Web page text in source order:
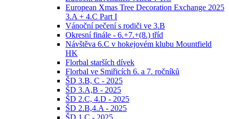
European Xmas Tree Decoration Exchange 2025
3.A + 4.C Part I
Vánoční pečení s rodiči ve 3.B
Okresní finále - 6.+7.+(8.) tříd
Návštěva 6.C v hokejovém klubu Mountfield
HK
Florbal starších dívek
Florbal ve Smiřicích 6. a 7. ročníků
ŠD 3.B, C - 2025
ŠD 3.A,B - 2025
ŠD 2.C, 4.D - 2025
ŠD 2.B,4.A - 2025
ŠD 1.C - 2025